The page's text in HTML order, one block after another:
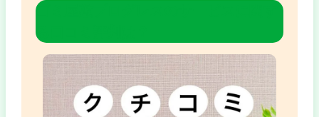
ゴミ屋敷プログレスの
る口コミ評判は？